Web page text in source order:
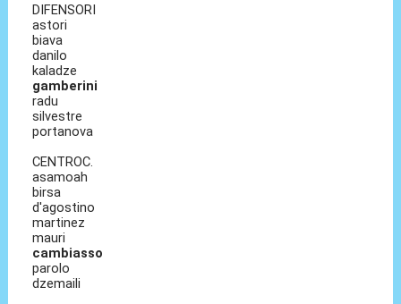
DIFENSORI
astori
biava
danilo
kaladze
gamberini
radu
silvestre
portanova
CENTROC.
asamoah
birsa
d'agostino
martinez
mauri
cambiasso
parolo
dzemaili